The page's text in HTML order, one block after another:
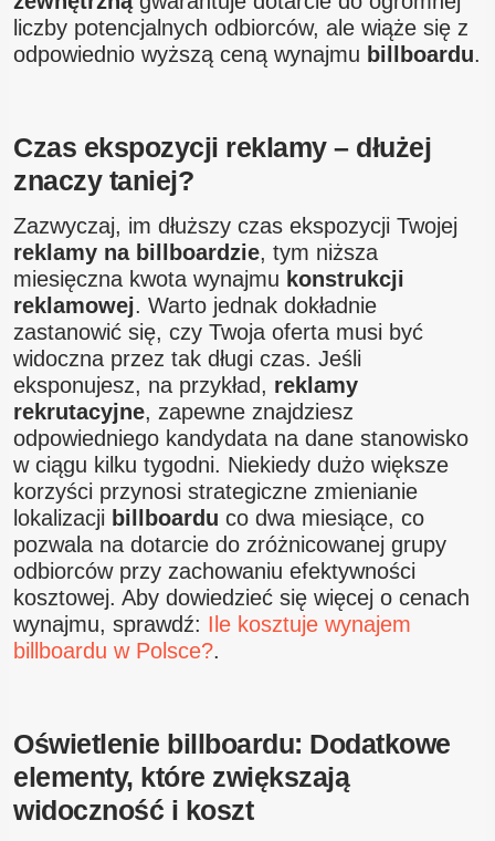
liczby potencjalnych odbiorców, ale wiąże się z
odpowiednio wyższą ceną wynajmu billboardu.
Czas ekspozycji reklamy – dłużej
znaczy taniej?
Zazwyczaj, im dłuższy czas ekspozycji Twojej
reklamy na billboardzie, tym niższa
miesięczna kwota wynajmu konstrukcji
reklamowej. Warto jednak dokładnie
zastanowić się, czy Twoja oferta musi być
widoczna przez tak długi czas. Jeśli
eksponujesz, na przykład, reklamy
rekrutacyjne, zapewne znajdziesz
odpowiedniego kandydata na dane stanowisko
w ciągu kilku tygodni. Niekiedy dużo większe
korzyści przynosi strategiczne zmienianie
lokalizacji billboardu co dwa miesiące, co
pozwala na dotarcie do zróżnicowanej grupy
odbiorców przy zachowaniu efektywności
kosztowej. Aby dowiedzieć się więcej o cenach
wynajmu, sprawdź: Ile kosztuje wynajem
billboardu w Polsce?.
Oświetlenie billboardu: Dodatkowe
elementy, które zwiększają
widoczność i koszt